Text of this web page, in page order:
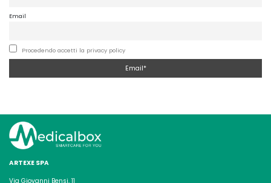
Email
Procedendo accetti la privacy policy
ARTEXE SPA
Via Giovanni Bensi, 11